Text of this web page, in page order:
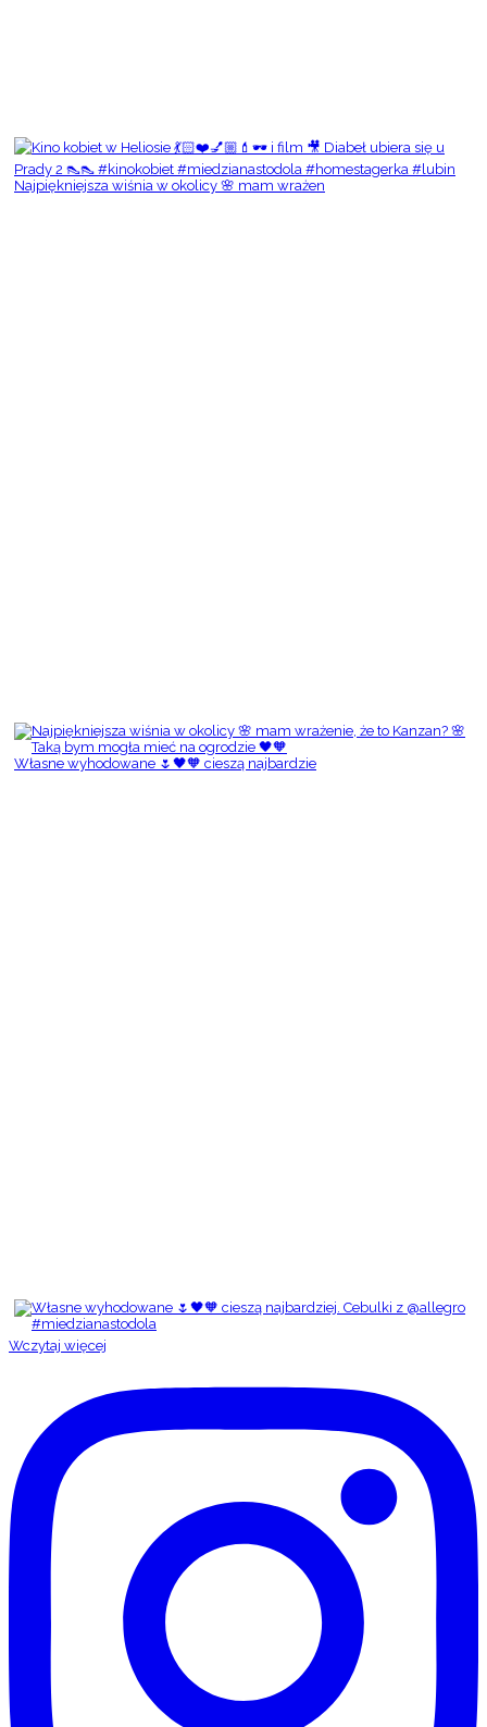
Najpiękniejsza wiśnia w okolicy 🌸 mam wrażen
Własne wyhodowane 🌷🖤🧡 cieszą najbardzie
Wczytaj więcej